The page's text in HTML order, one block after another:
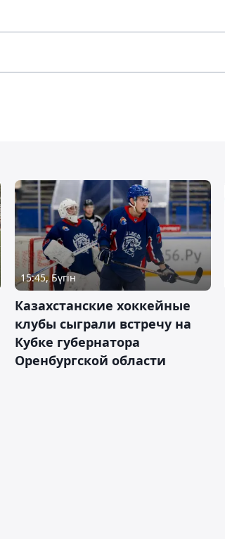
15:45, Бүгін
Казахстанские хоккейные
клубы сыграли встречу на
Кубке губернатора
Оренбургской области